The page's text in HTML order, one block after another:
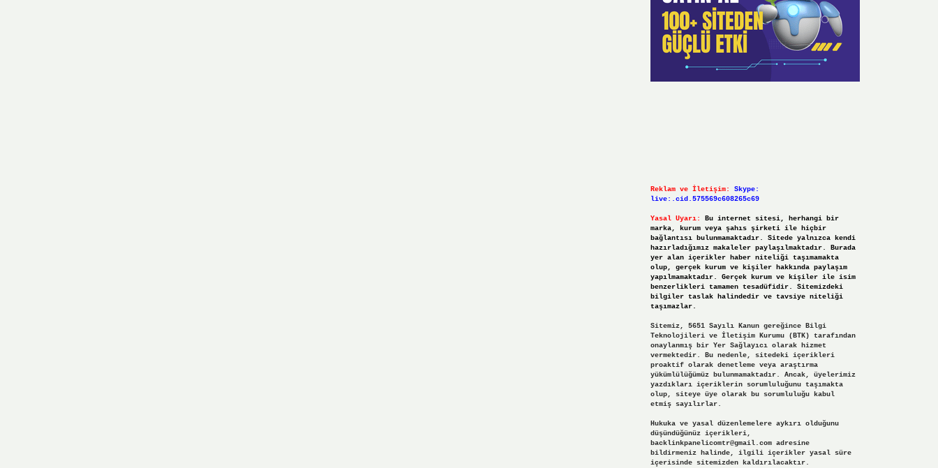
Reklam ve İletişim:
Skype:
live:.cid.575569c608265c69
Yasal Uyarı:
Bu internet sitesi, herhangi bir
marka, kurum veya şahıs şirketi ile hiçbir
bağlantısı bulunmamaktadır. Sitede yalnızca kendi
hazırladığımız makaleler paylaşılmaktadır. Burada
yer alan içerikler haber niteliği taşımamakta
olup, gerçek kurum ve kişiler hakkında paylaşım
yapılmamaktadır. Gerçek kurum ve kişiler ile isim
benzerlikleri tamamen tesadüfidir. Sitemizdeki
bilgiler taslak halindedir ve tavsiye niteliği
taşımazlar.
Sitemiz, 5651 Sayılı Kanun gereğince Bilgi
Teknolojileri ve İletişim Kurumu (BTK) tarafından
onaylanmış bir Yer Sağlayıcı olarak hizmet
vermektedir. Bu nedenle, sitedeki içerikleri
proaktif olarak denetleme veya araştırma
yükümlülüğümüz bulunmamaktadır. Ancak, üyelerimiz
yazdıkları içeriklerin sorumluluğunu taşımakta
olup, siteye üye olarak bu sorumluluğu kabul
etmiş sayılırlar.
Hukuka ve yasal düzenlemelere aykırı olduğunu
düşündüğünüz içerikleri,
backlinkpanelicomtr@gmail.comadresine
bildirmeniz halinde, ilgili içerikler yasal süre
içerisinde sitemizden kaldırılacaktır.